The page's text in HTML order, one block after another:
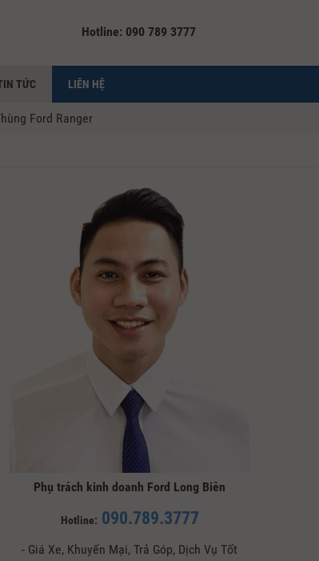
Hotline: 090 789 3777
TỨC LIÊN HỆ
Ford Ranger
Phụ trách kinh doanh Ford Long Biên
Hotline: 090.789.3777
- Giá Xe, Khuyến Mại, Trả Góp, Dịch Vụ Tốt